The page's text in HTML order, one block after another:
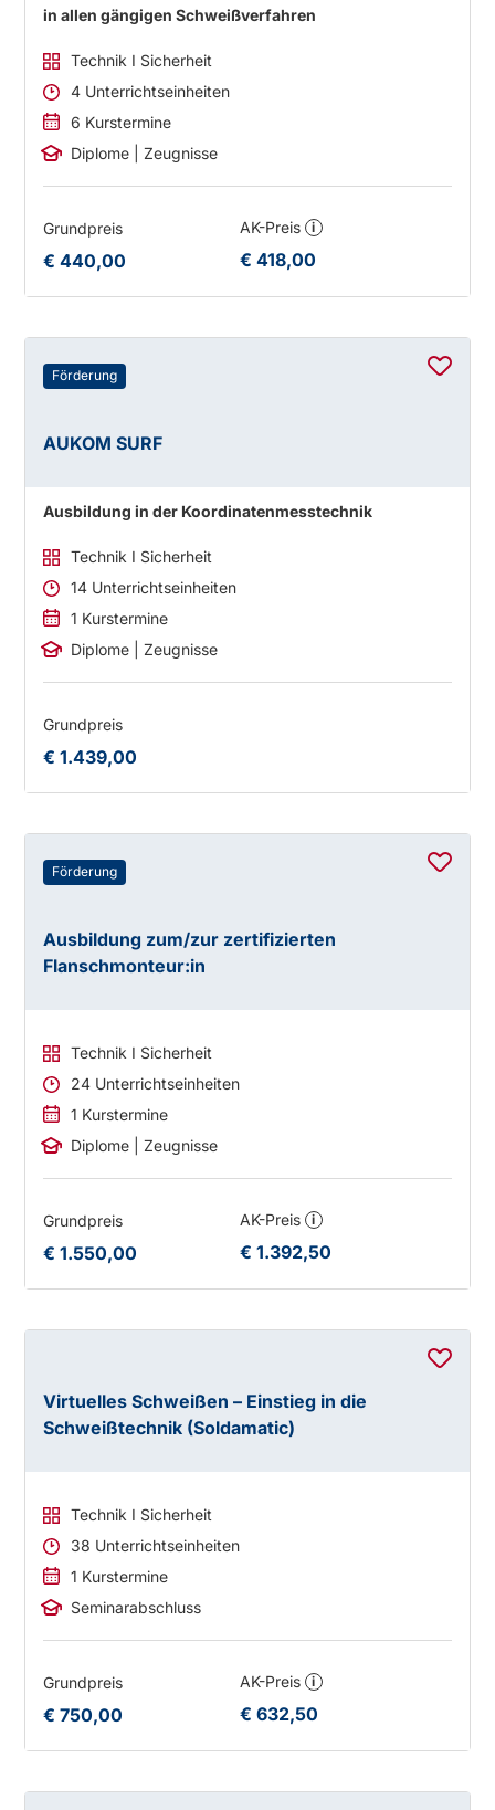
in allen gängigen Schweißverfahren
Technik I Sicherheit
4 Unterrichtseinheiten
6 Kurstermine
Diplome | Zeugnisse
Grundpreis
€ 440,00
AK-Preis i
€ 418,00
Förderung
AUKOM SURF
Ausbildung in der Koordinatenmesstechnik
Technik I Sicherheit
14 Unterrichtseinheiten
1 Kurstermine
Diplome | Zeugnisse
Grundpreis
€ 1.439,00
Förderung
Ausbildung zum/zur zertifizierten
Flanschmonteur:in
Technik I Sicherheit
24 Unterrichtseinheiten
1 Kurstermine
Diplome | Zeugnisse
Grundpreis
€ 1.550,00
AK-Preis i
€ 1.392,50
Virtuelles Schweißen – Einstieg in die
Schweißtechnik (Soldamatic)
Technik I Sicherheit
38 Unterrichtseinheiten
1 Kurstermine
Seminarabschluss
Grundpreis
€ 750,00
AK-Preis i
€ 632,50